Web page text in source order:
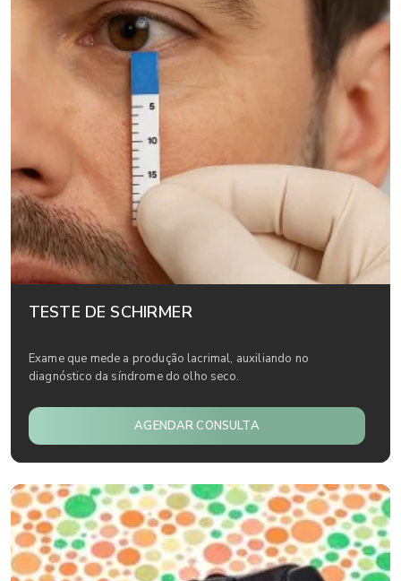
TESTE DE SCHIRMER
Exame que mede a produção lacrimal, auxiliando no
diagnóstico da síndrome do olho seco.
AGENDAR CONSULTA